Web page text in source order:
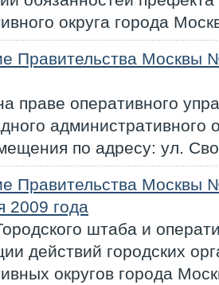
округа города
Правительства Москвы
праве оперативного
административного
по адресу: ул.
Правительства Москвы
2009 года
штаба и
действий городских
округов города